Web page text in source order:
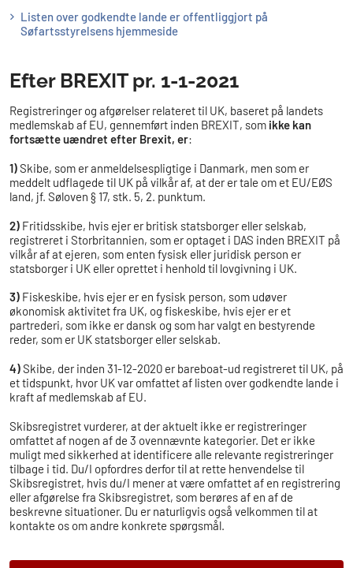
Listen over godkendte lande er offentliggjort på
Søfartsstyrelsens hjemmeside
Efter BREXIT pr. 1-1-2021
Registreringer og afgørelser relateret til UK, baseret på landets
medlemskab af EU, gennemført inden BREXIT, som ikke kan
fortsætte uændret efter Brexit, er:
1)Skibe, som er anmeldelsespligtige i Danmark, men som er
meddelt udflagede til UK på vilkår af, at der er tale om et EU/EØS
land, jf. Søloven § 17, stk. 5, 2. punktum.
2) Fritidsskibe, hvis ejer er britisk statsborger eller selskab,
registreret i Storbritannien, som er optaget i DAS inden BREXIT på
vilkår af at ejeren, som enten fysisk eller juridisk person er
statsborger i UK eller oprettet i henhold til lovgivning i UK.
3) Fiskeskibe, hvis ejer er en fysisk person, som udøver
økonomisk aktivitet fra UK, og fiskeskibe, hvis ejer er et
partrederi, som ikke er dansk og som har valgt en bestyrende
reder, som er UK statsborger eller selskab.
4)Skibe, der inden 31-12-2020 er bareboat-ud registreret til UK, på
et tidspunkt, hvor UK var omfattet af listen over godkendte lande i
kraft af medlemskab af EU.
Skibsregistret vurderer, at der aktuelt ikke er registreringer
omfattet af nogen af de 3 ovennævnte kategorier. Det er ikke
muligt med sikkerhed at identificere alle relevante registreringer
tilbage i tid. Du/I opfordres derfor til at rette henvendelse til
Skibsregistret, hvis du/I mener at være omfattet af en registrering
eller afgørelse fra Skibsregistret, som berøres af en af de
beskrevne situationer. Du er naturligvis også velkommen til at
kontakte os om andre konkrete spørgsmål.